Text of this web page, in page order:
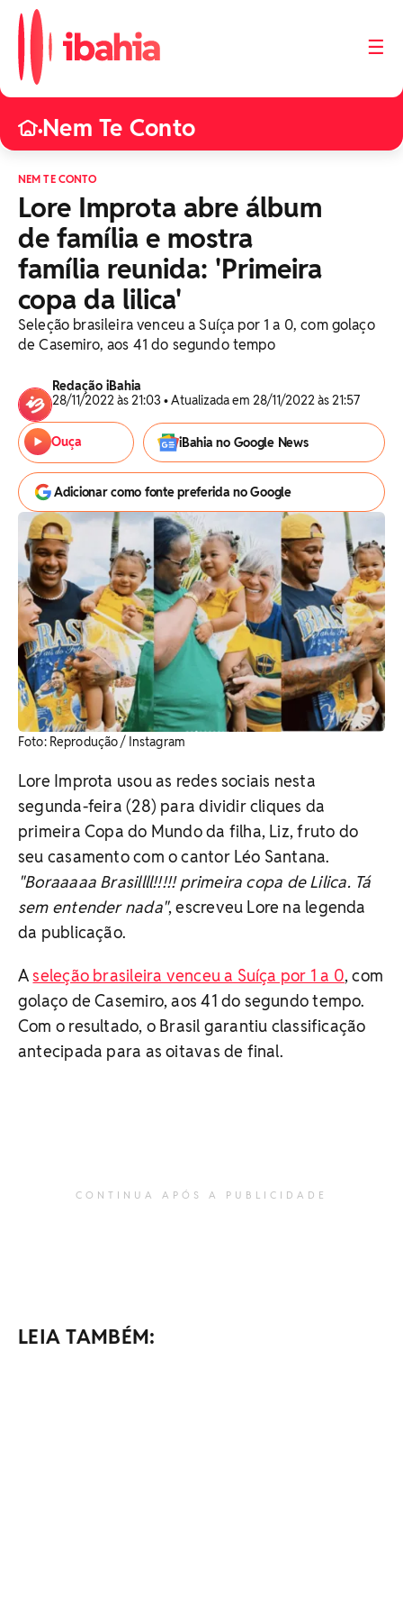
☰
•Nem Te Conto
NEM TE CONTO
Lore Improta abre álbum
de família e mostra
família reunida: 'Primeira
copa da lilica'
Seleção brasileira venceu a Suíça por 1 a 0, com golaço
de Casemiro, aos 41 do segundo tempo
Redação iBahia
28/11/2022 às 21:03 • Atualizada em 28/11/2022 às 21:57
Ouça iBahia no Google News
Adicionar como fonte preferida no Google
Foto: Reprodução / Instagram
Lore Improta usou as redes sociais nesta
segunda-feira (28) para dividir cliques da
primeira Copa do Mundo da filha, Liz, fruto do
seu casamento com o cantor Léo Santana.
"Boraaaaa Brasillll!!!!! primeira copa de Lilica. Tá
sem entender nada", escreveu Lore na legenda
da publicação.
Aseleção brasileira venceu a Suíça por 1 a 0, com
golaço de Casemiro, aos 41 do segundo tempo.
Com o resultado, o Brasil garantiu classificação
antecipada para as oitavas de final.
CONTINUA APÓS A PUBLICIDADE
LEIA TAMBÉM: